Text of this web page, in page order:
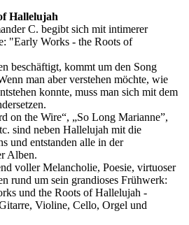
Hallelujah
C. begibt sich mit intimerer
"Early Works - the Roots of
beschäftigt, kommt um den Song
man aber verstehen möchte, wie
konnte, muss man sich mit dem
on the Wire“, „So Long Marianne”,
sind neben Hallelujah mit die
und entstanden alle in der
Alben.
voller Melancholie, Poesie, virtuoser
rund um sein grandioses Frühwerk:
und the Roots of Hallelujah -
Violine, Cello, Orgel und